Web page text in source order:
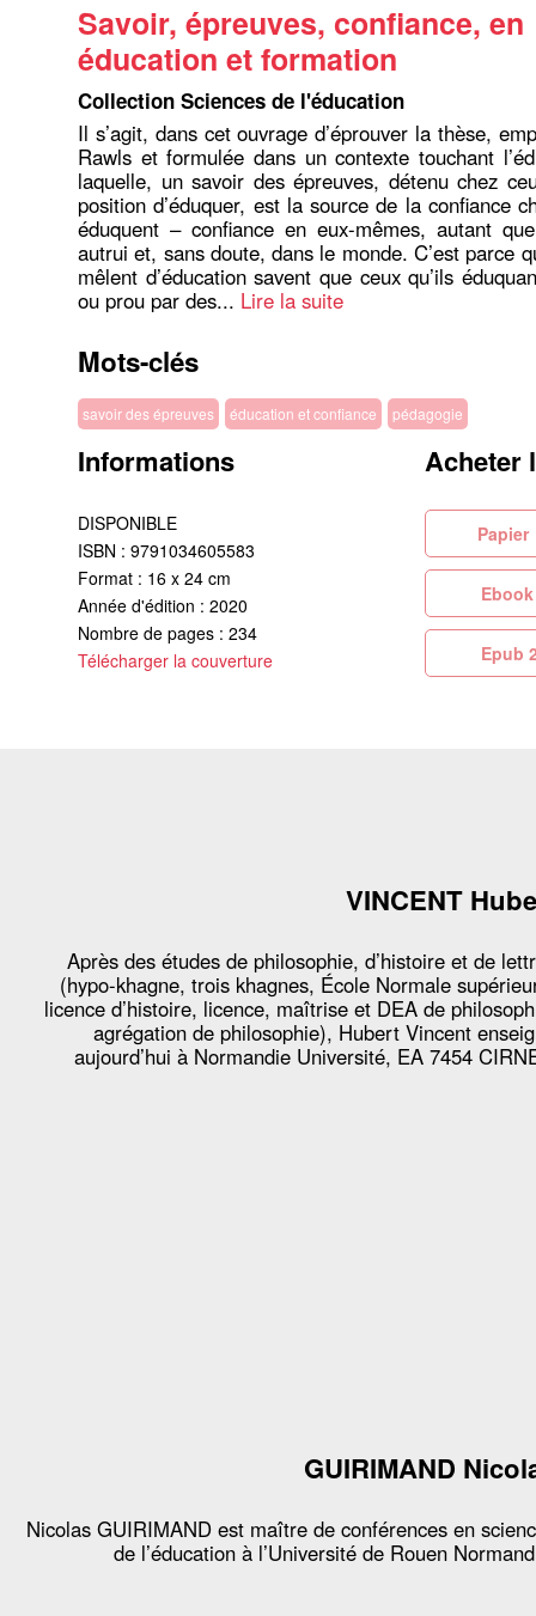
Savoir, épreuves, confiance, en
éducation et formation
Collection Sciences de l'éducation
Il s’agit, dans cet ouvrage d’éprouver la thèse,
Rawls et formulée dans un contexte touchant
laquelle, un savoir des épreuves, détenu chez
position d’éduquer, est la source de la confiance
éduquent – confiance en eux-mêmes, autant
autrui et, sans doute, dans le monde. C’est parce
mêlent d’éducation savent que ceux qu’ils
ou prou par des... Lire la suite
Mots-clés
savoir des épreuves éducation et confiance pédagogie
Informations
DISPONIBLE
ISBN : 9791034605583
Format : 16 x 24 cm
Année d'édition : 2020
Nombre de pages : 234
Télécharger la couverture
Acheter
VINCENT
Après des études de philosophie, d’histoire et de
(hypo-khagne, trois khagnes, École Normale
licence d’histoire, licence, maîtrise et DEA de
agrégation de philosophie), Hubert Vincent
aujourd’hui à Normandie Université, EA 7454
GUIRIMAND
Nicolas GUIRIMAND est maître de conférences en
de l’éducation à l’Université de Rouen